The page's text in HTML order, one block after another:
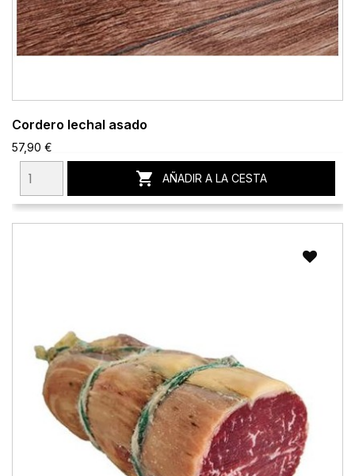
Cordero lechal asado
57,90 €
 AÑADIR A LA CESTA